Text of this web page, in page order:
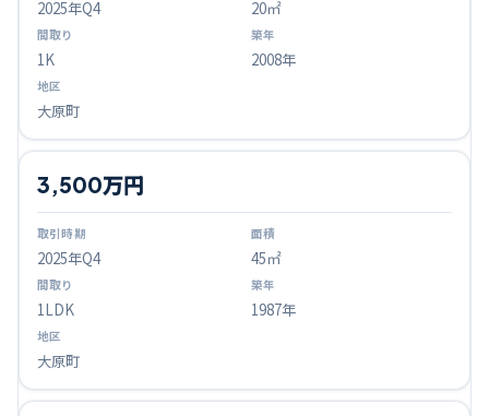
2025年Q4 20㎡
1K 2008年
大原町
2025年Q4
3,500万円
45㎡
1LDK 1987年
大原町